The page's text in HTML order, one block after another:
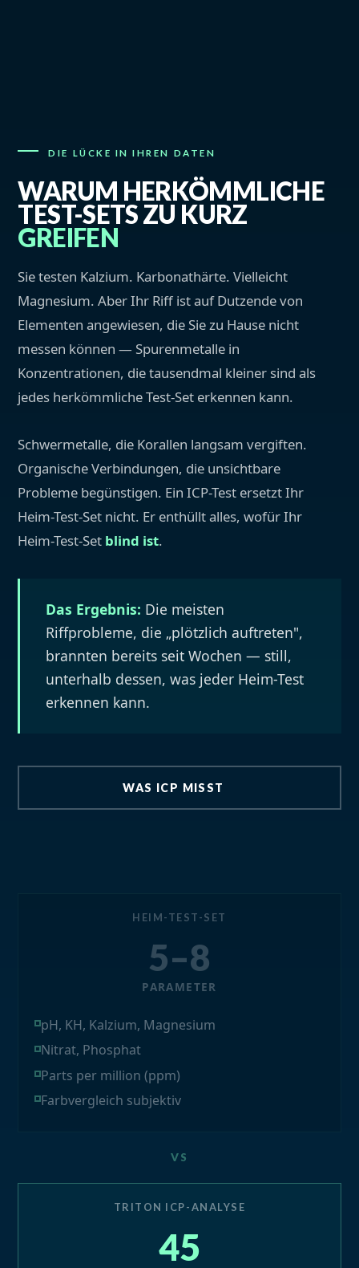
DIE LÜCKE IN IHREN DATEN
WARUM HERKÖMMLICHE
TEST-SETS ZU KURZ
GREIFEN
Sie testen Kalzium. Karbonathärte. Vielleicht
Magnesium. Aber Ihr Riff ist auf Dutzende von
Elementen angewiesen, die Sie zu Hause nicht
messen können — Spurenmetalle in
Konzentrationen, die tausendmal kleiner sind als
jedes herkömmliche Test-Set erkennen kann.
Schwermetalle, die Korallen langsam vergiften.
Organische Verbindungen, die unsichtbare
Probleme begünstigen. Ein ICP-Test ersetzt Ihr
Heim-Test-Set nicht. Er enthüllt alles, wofür Ihr
Heim-Test-Set blind ist.
Das Ergebnis: Die meisten
Riffprobleme, die „plötzlich auftreten",
brannten bereits seit Wochen — still,
unterhalb dessen, was jeder Heim-Test
erkennen kann.
WAS ICP MISST
HEIM-TEST-SET
5–8
PARAMETER
pH, KH, Kalzium, Magnesium
Nitrat, Phosphat
Parts per million (ppm)
Farbvergleich subjektiv
VS
TRITON ICP-ANALYSE
45